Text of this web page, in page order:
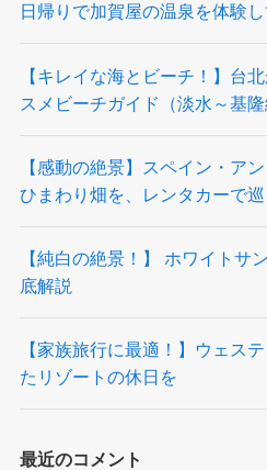
日帰りで加賀屋の温泉を体験
【キレイな海とビーチ！】台
スメビーチガイド（淡水～基隆
【感動の絶景】スペイン・ア
ひまわり畑を、レンタカーで巡
【純白の絶景！】 ホワイトサ
底解説
【家族旅行に最適！】ウェス
たリゾートの休日を
最近のコメント